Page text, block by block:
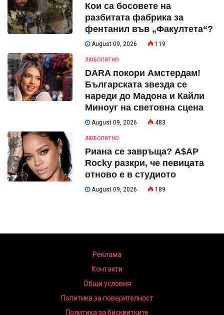
Кои са босовете на
разбитата фабрика за
фентанил във „Факултета“?
August 09, 2026 119
ЛЮБОПИТНО
DARA покори Амстердам!
Българската звезда се
нареди до Мадона и Кайли
Миноуг на световна сцена
August 09, 2026 483
ЛЮБОПИТНО
Риана се завръща? A$AP
Rocky разкри, че певицата
отново е в студиото
August 09, 2026 189
Реклама
Контакти
Общи условия
Политика за поверителност
Политика за бисквитките